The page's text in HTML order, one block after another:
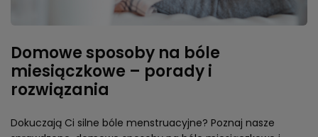
Domowe sposoby na bóle
miesiączkowe – porady i
rozwiązania
Dokuczają Ci silne bóle menstruacyjne? Poznaj nasze